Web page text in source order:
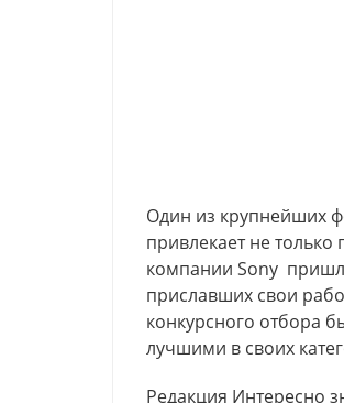
Один из крупнейших
привлекает не
компании Sony
приславших свои
конкурсного отбора
лучшими в своих
Редакция Интересно